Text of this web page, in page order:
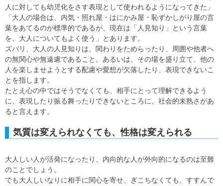
人に対しても幼児化をさす表現として使われるようになってきた」
「大人の場合は、内気・照れ屋・はにかみ屋・恥ずかしがり屋の言
葉をあてるのが標準的であるが、現在は「人見知り」という言葉
を、大人についてもよく使う」とあります。
ズバリ、大人の人見知りは、関わりをためらったり、周囲や他者へ
の無関心や無遠慮であること。あるいは、その場を盛り立て、他の
人を楽しませようとする配慮や愛想が欠落したり、表現できないこ
とを指します。
たとえ心の中ではそうでなくても、相手にとって理解できるよう
に、表現したり振る舞ったりできないところに、社会的未熟さがあ
ると言えます。
気質は変えられなくても、性格は変えられる
大人しい人が活発になったり、内向的な人が外向的になるのは至難
のことでしょう。
でも大人しいなりに相手に関心を寄せ、ぎこちなくても、すすんで